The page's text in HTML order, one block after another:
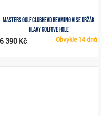
Masters Golf Clubhead Reaming Vise držák
hlavy golfové hole
Obvykle 14 dnů
6 390 Kč